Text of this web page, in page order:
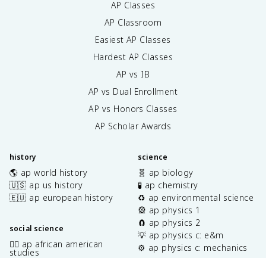
AP Classes
AP Classroom
Easiest AP Classes
Hardest AP Classes
AP vs IB
AP vs Dual Enrollment
AP vs Honors Classes
AP Scholar Awards
history
🌎 ap world history
🇺🇸 ap us history
🇪🇺 ap european history
social science
✊🏿 ap african american
studies
science
🧬 ap biology
🧪 ap chemistry
♻️ ap environmental science
🎡 ap physics 1
🧲 ap physics 2
💡 ap physics c: e&m
⚙️ ap physics c: mechanics